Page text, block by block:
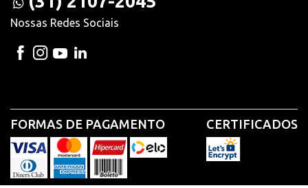
Nossas Redes Sociais
FORMAS DE PAGAMENTO CERTIFICADOS